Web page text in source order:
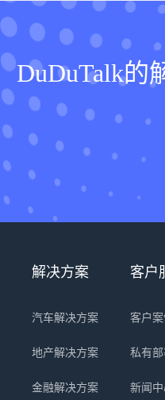
DuDuTalk的
解决方案
汽车解决方案
地产解决方案
金融解决方案
客户
客户案
私有
新闻